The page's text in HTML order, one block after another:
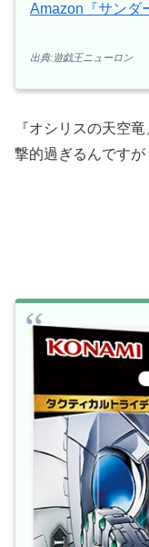
Amazon『サンダ
出典:遊戯王ニューロン
『オシリスの天空
撃的過ぎるんですが